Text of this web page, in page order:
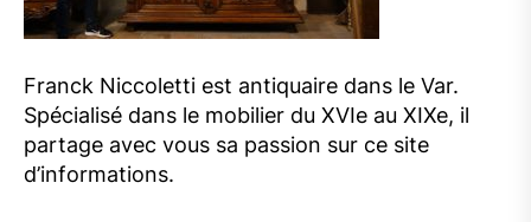
Franck Niccoletti est antiquaire dans le Var.
Spécialisé dans le mobilier du XVIe au XIXe, il
partage avec vous sa passion sur ce site
d’informations.